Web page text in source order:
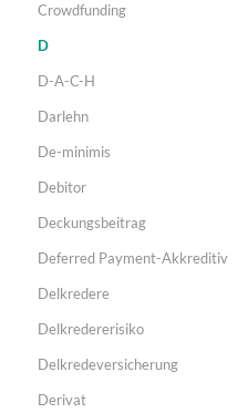
Crowdfunding
D
D-A-C-H
Darlehn
De-minimis
Debitor
Deckungsbeitrag
Deferred Payment-Akkreditiv
Delkredere
Delkredererisiko
Delkredeversicherung
Derivat